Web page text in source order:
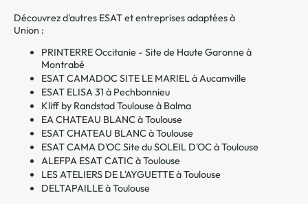
Découvrez d'autres ESAT et entreprises adaptées à
Union :
PRINTERRE Occitanie - Site de Haute Garonne à
Montrabé
ESAT CAMADOC SITE LE MARIEL à Aucamville
ESAT ELISA 31 à Pechbonnieu
Kliff by Randstad Toulouse à Balma
EA CHATEAU BLANC à Toulouse
ESAT CHATEAU BLANC à Toulouse
ESAT CAMA D'OC Site du SOLEIL D'OC à Toulouse
ALEFPA ESAT CATIC à Toulouse
LES ATELIERS DE L'AYGUETTE à Toulouse
DELTAPAILLE à Toulouse